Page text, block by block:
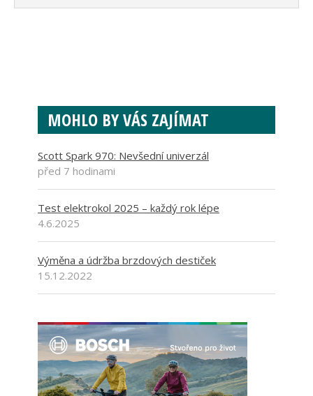
MOHLO BY VÁS ZAJÍMAT
Scott Spark 970: Nevšední univerzál
před 7 hodinami
Test elektrokol 2025 – každý rok lépe
4.6.2025
Výměna a údržba brzdových destiček
15.12.2022